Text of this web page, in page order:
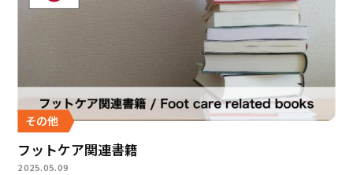
その他
フットケア関連書籍
2025.05.09